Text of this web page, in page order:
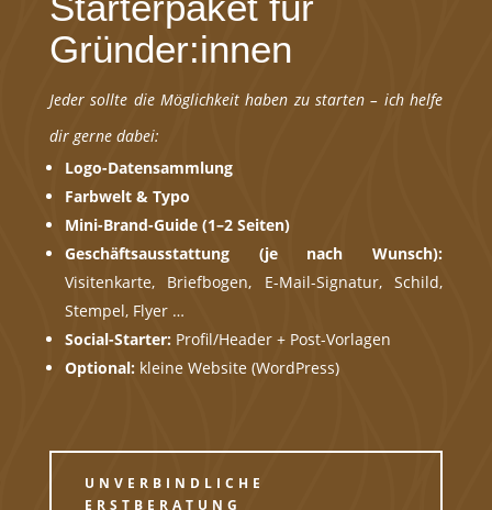
Gründer:innen
Jeder sollte die Möglichkeit haben zu starten – ich helfe
dir gerne dabei:
Logo-Datensammlung
Farbwelt & Typo
Mini-Brand-Guide (1–2 Seiten)
Geschäftsausstattung (je nach Wunsch):
Visitenkarte, Briefbogen, E-Mail-Signatur, Schild,
Stempel, Flyer …
Social-Starter: Profil/Header + Post-Vorlagen
Optional: kleine Website (WordPress)
UNVERBINDLICHE
ERSTBERATUNG